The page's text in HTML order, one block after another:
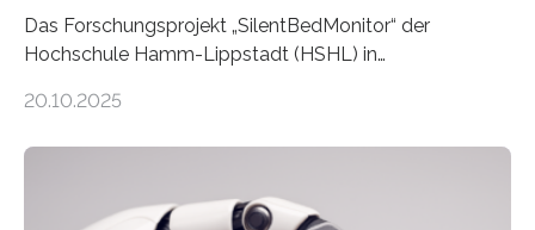
Das Forschungsprojekt „SilentBedMonitor“ der
Hochschule Hamm-Lippstadt (HSHL) in
auf Personen ab, die bettlägerig sind oder in ihrer
Entwicklung der Sensorik und Datenübertragung. Die
20.10.2025